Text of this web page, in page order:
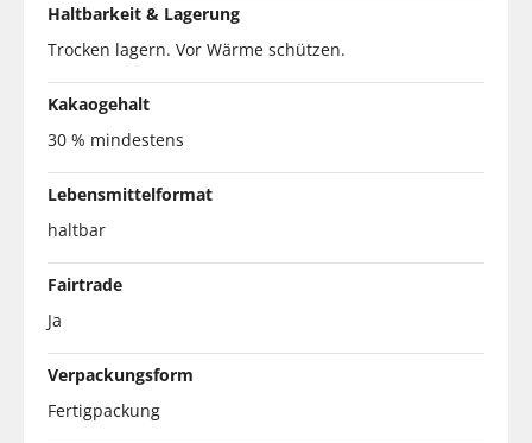
Haltbarkeit & Lagerung
Trocken lagern. Vor Wärme schützen.
Kakaogehalt
30 % mindestens
Lebensmittelformat
haltbar
Fairtrade
Ja
Verpackungsform
Fertigpackung